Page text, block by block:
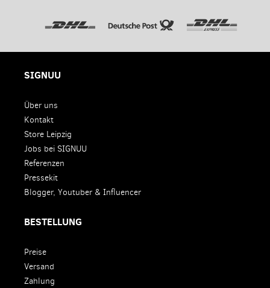
SIGNUU
Über uns
Kontakt
Store Leipzig
Jobs bei SIGNUU
Referenzen
Pressekit
Blogger, Youtuber & Influencer
BESTELLUNG
Preise
Versand
Zahlung